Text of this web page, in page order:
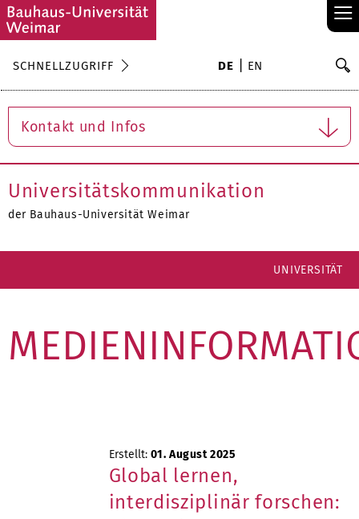
≡
SCHNELLZUGRIFF DE EN
Kontakt und Infos
Universitätskommunikation
der Bauhaus-Universität Weimar
UNIVERSITÄT
Erstellt: 01. August 2025
Global lernen,
interdisziplinär forschen: